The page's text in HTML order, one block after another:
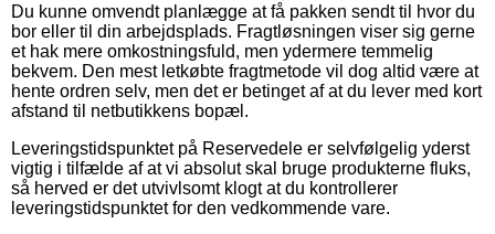
Du kunne omvendt planlægge at få pakken sendt til hvor du
bor eller til din arbejdsplads. Fragtløsningen viser sig gerne
et hak mere omkostningsfuld, men ydermere temmelig
bekvem. Den mest letkøbte fragtmetode vil dog altid være at
hente ordren selv, men det er betinget af at du lever med kort
afstand til netbutikkens bopæl.
Leveringstidspunktet på Reservedele er selvfølgelig yderst
vigtig i tilfælde af at vi absolut skal bruge produkterne fluks,
så herved er det utvivlsomt klogt at du kontrollerer
leveringstidspunktet for den vedkommende vare.